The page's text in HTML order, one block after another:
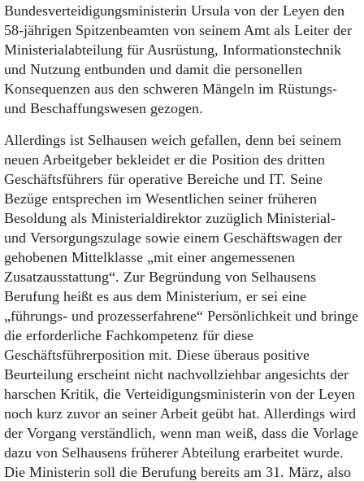
Bundesverteidigungsministerin Ursula von der Leyen den
58-jährigen Spitzenbeamten von seinem Amt als Leiter der
Ministerialabteilung für Ausrüstung, Informationstechnik
und Nutzung entbunden und damit die personellen
Konsequenzen aus den schweren Mängeln im Rüstungs-
und Beschaffungswesen gezogen.
Allerdings ist Selhausen weich gefallen, denn bei seinem
neuen Arbeitgeber bekleidet er die Position des dritten
Geschäftsführers für operative Bereiche und IT. Seine
Bezüge entsprechen im Wesentlichen seiner früheren
Besoldung als Ministerialdirektor zuzüglich Ministerial-
und Versorgungszulage sowie einem Geschäftswagen der
gehobenen Mittelklasse „mit einer angemessenen
Zusatzausstattung“. Zur Begründung von Selhausens
Berufung heißt es aus dem Ministerium, er sei eine
„führungs- und prozesserfahrene“ Persönlichkeit und bringe
die erforderliche Fachkompetenz für diese
Geschäftsführerposition mit. Diese überaus positive
Beurteilung erscheint nicht nachvollziehbar angesichts der
harschen Kritik, die Verteidigungsministerin von der Leyen
noch kurz zuvor an seiner Arbeit geübt hat. Allerdings wird
der Vorgang verständlich, wenn man weiß, dass die Vorlage
dazu von Selhausens früherer Abteilung erarbeitet wurde.
Die Ministerin soll die Berufung bereits am 31. März, also